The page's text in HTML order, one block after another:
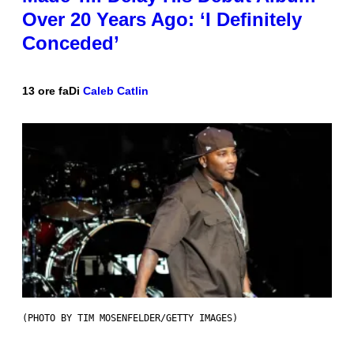
Over 20 Years Ago: ‘I Definitely
Conceded’
13 ore faDi Caleb Catlin
(PHOTO BY TIM MOSENFELDER/GETTY IMAGES)